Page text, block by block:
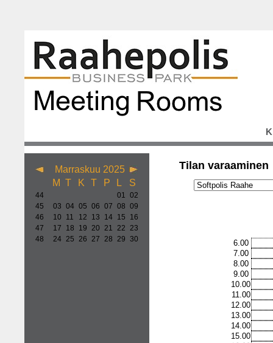
Marraskuu 2025
M T K T P L S
44 01 02
45
03 04 05 06 07 08 09
46
10 11 12 13 14 15
16
47
17 18 19 20 21 22 23
48
24 25 26 27 28 29 30
Tilan varaaminen
6.00
7.00
8.00
9.00
10.00
11.00
12.00
13.00
14.00
15.00